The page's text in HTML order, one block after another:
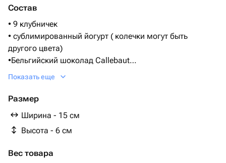
Состав
• 9 клубничек
• сублимированный йогурт ( колечки могут быть
другого цвета)
•Бельгийский шоколад Callebaut
(Состав: Сахар, масло какао, сухое цельное молоко,
Показать еще
Размер
Ширина - 15 см
Высота - 6 см
Вес товара